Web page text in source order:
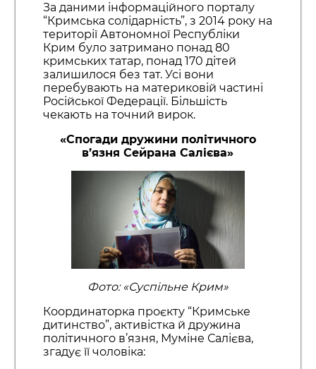
За даними інформаційного порталу
“Кримська солідарність”, з 2014 року на
території Автономної Республіки
Крим було затримано понад 80
кримських татар, понад 170 дітей
залишилося без тат. Усі вони
перебувають на материковій частині
Російської Федерації. Більшість
чекають на точний вирок.
«Спогади дружини політичного
в’язня Сейрана Салієва»
Фото: «Суспільне Крим»
Координаторка проєкту “Кримське
дитинство”, активістка й дружина
політичного в’язня, Муміне Салієва,
згадує її чоловіка: